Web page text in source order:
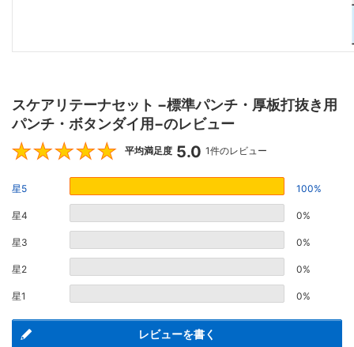
スケアリテーナセット −標準パンチ・厚板打抜き用
パンチ・ボタンダイ用−のレビュー
5
平均満足度 5.0 1件のレビュー
星5 100%
星4 0%
星3 0%
星2 0%
星1 0%
レビューを書く